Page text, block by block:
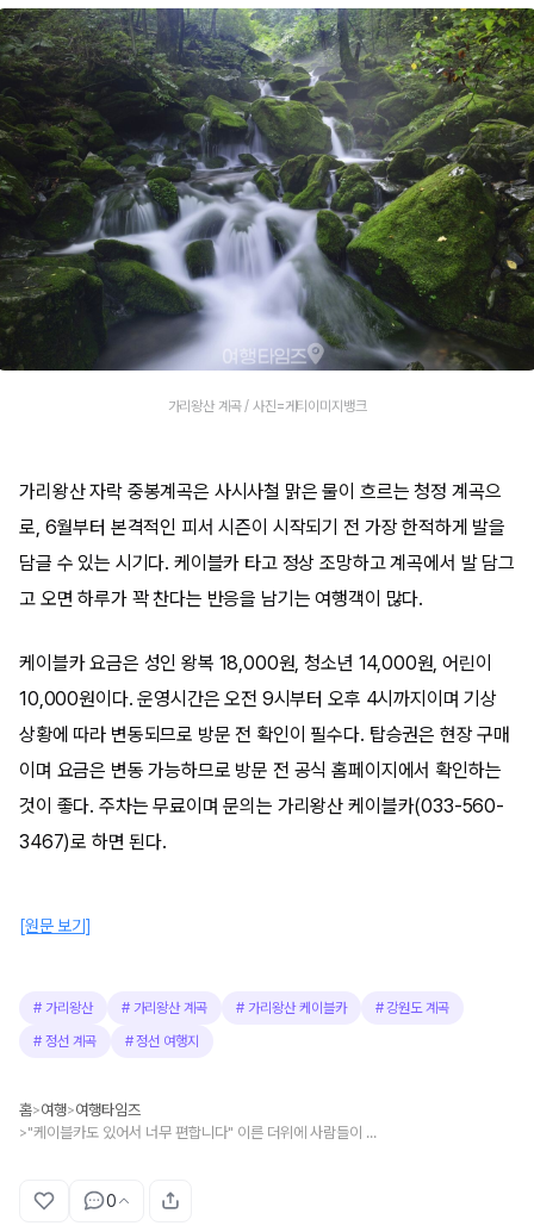
가리왕산 계곡 / 사진=게티이미지뱅크
가리왕산 자락 중봉계곡은 사시사철 맑은 물이 흐르는 청정 계곡으
로, 6월부터 본격적인 피서 시즌이 시작되기 전 가장 한적하게 발을
담글 수 있는 시기다. 케이블카 타고 정상 조망하고 계곡에서 발 담그
고 오면 하루가 꽉 찬다는 반응을 남기는 여행객이 많다.
케이블카 요금은 성인 왕복 18,000원, 청소년 14,000원, 어린이
10,000원이다. 운영시간은 오전 9시부터 오후 4시까지이며 기상
상황에 따라 변동되므로 방문 전 확인이 필수다. 탑승권은 현장 구매
이며 요금은 변동 가능하므로 방문 전 공식 홈페이지에서 확인하는
것이 좋다. 주차는 무료이며 문의는 가리왕산 케이블카(033-560-
3467)로 하면 된다.
[원문 보기]
# 가리왕산 # 가리왕산 계곡 # 가리왕산 케이블카 #강원도 계곡
# 정선 계곡 #정선 여행지
홈>여행>여행타임즈
> "케이블카도 있어서 너무 편합니다" 이른 더위에 사람들이 몰리고 있는 계곡 트레킹 코스
0